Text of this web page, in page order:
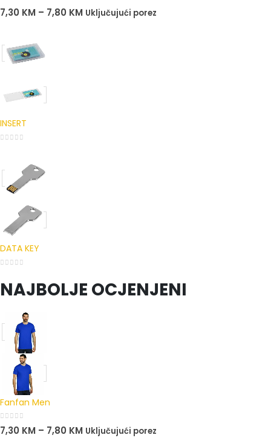
0out of 5
7,30 KM – 7,80 KM Uključujući porez
INSERT
DATA KEY
NAJBOLJE OCJENJENI
Fanfan Men
0out of 5
7,30 KM – 7,80 KM Uključujući porez